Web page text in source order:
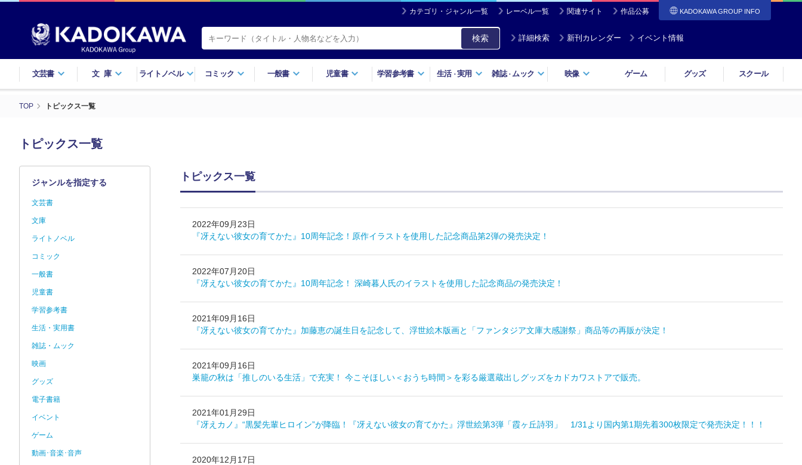
カテゴリ・ジャンル一覧 レーベル一覧 関連サイト 作品公募 KADOKAWA GROUP INFO
検索 詳細検索 新刊カレンダー イベント情報
文芸書 文庫 ライトノベル コミック 一般書 児童書 学習参考書 生活・実用 雑誌・ ムック 映像 ゲーム グッズ スクール
TOP トピックス一覧
トピックス一覧
トピックス一覧
2022年09月23日
『冴えない彼女の育てかた』10周年記念！原作イラストを使用した記念商品第2弾の発売決定！
2022年07月20日
『冴えない彼女の育てかた』10周年記念！ 深崎暮人氏のイラストを使用した記念商品の発売決定！
2021年09月16日
『冴えない彼女の育てかた』加藤恵の誕生日を記念して、浮世絵木版画と「ファンタジア文庫大感謝祭」商品等の再販が決定！
2021年09月16日
巣籠の秋は「推しのいる生活」で充実！ 今こそほしい＜おうち時間＞を彩る厳選蔵出しグッズをカドカワストアで販売。
2021年01月29日
『冴えカノ』“黒髪先輩ヒロイン”が降臨！『冴えない彼女の育てかた』浮世絵第3弾「霞ヶ丘詩羽」 1/31より国内第1期先着300枚限定で発売決定！！！
2020年12月17日
ジャンルを指定する
文芸書
文庫
ライトノベル
コミック
一般書
児童書
学習参考書
生活・実用書
雑誌・ムック
映画
グッズ
電子書籍
イベント
ゲーム
動画･音楽･音声